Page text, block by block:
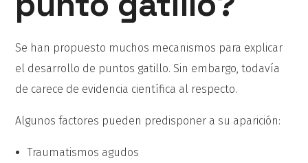
Se han propuesto muchos mecanismos para explicar
el desarrollo de puntos gatillo. Sin embargo, todavía
de carece de evidencia científica al respecto.
Algunos factores pueden predisponer a su aparición:
Traumatismos agudos